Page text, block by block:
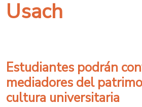
Usach
Estudiantes podrán
mediadores del
cultura universitaria